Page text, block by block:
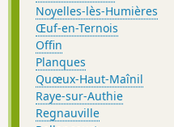
Noyelles-lès-Humières
Œuf-en-Ternois
Offin
Planques
Quœux-Haut-Maînil
Raye-sur-Authie
Regnauville